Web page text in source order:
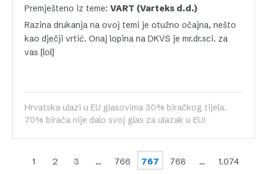
Premješteno iz teme: VART (Varteks d.d.)
Razina drukanja na ovoj temi je otužno očajna, nešto
kao dječji vrtić. Onaj lopina na DKVS je mr.dr.sci. za
vas [lol]
Hrvatska ulazi u EU glasovima 30% biračkog tijela.
70% birača nije dalo svoj glas za ulazak u EU!
1 2 3 … 766 767 768 …
1.074